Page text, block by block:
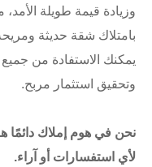
وزيادة قيمة طويلة الأمد،
بامتلاك شقة حديثة
يمكنك الاستفادة من جميع
وتحقيق استثمار مربح.
نحن في هوم إملاك دائمًا
لأي استفسارات أو آراء.